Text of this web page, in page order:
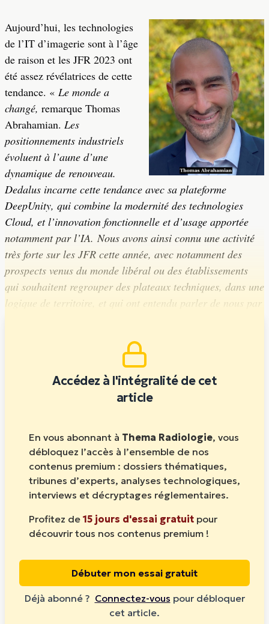
Aujourd’hui, les technologies
de l’IT d’imagerie sont à l’âge
de raison et les JFR 2023 ont
été assez révélatrices de cette
tendance. « Le monde a
changé, remarque Thomas
Abrahamian. Les
positionnements industriels
évoluent à l’aune d’une
dynamique de renouveau.
Dedalus incarne cette tendance avec sa plateforme
DeepUnity, qui combine la modernité des technologies
Cloud, et l’innovation fonctionnelle et d’usage apportée
notamment par l’IA. Nous avons ainsi connu une activité
très forte sur les JFR cette année, avec notamment des
prospects venus du monde libéral ou des établissements
qui souhaitent regrouper des plateaux techniques, dans une
logique de territoire, et qui ont entendu parler de nous par
Accédez à l'intégralité de cet
article
En vous abonnant à Thema Radiologie, vous
débloquez l’accès à l’ensemble de nos
contenus premium : dossiers thématiques,
tribunes d’experts, analyses technologiques,
interviews et décryptages réglementaires.
Profitez de 15 jours d'essai gratuit pour
découvrir tous nos contenus premium !
Débuter mon essai gratuit
Déjà abonné ? Connectez-vous pour débloquer
cet article.